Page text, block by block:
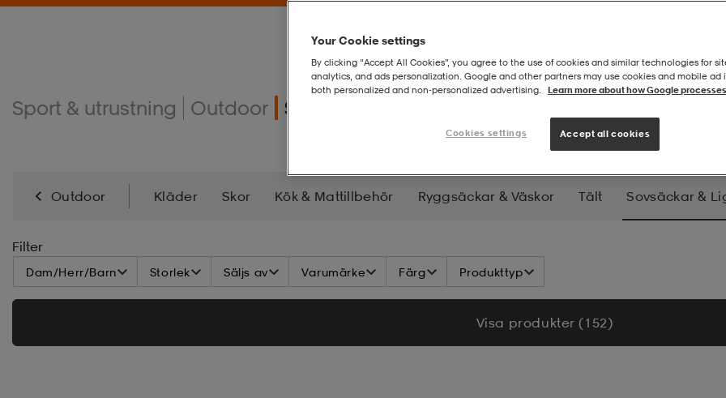
Sport & utrustning Outdoor Sovsäckar & liggunderlag
Outdoor Kläder Skor Kök & Mattillbehör Ryggsäckar & Väskor Tält Sovsäckar &
Lampor, Belysning & Ladda
Filter
Dam/Herr/Barn Storlek Säljs av Varumärke Färg Produkttyp
Visa produkter (152)
Your Cookie settings
By clicking “Accept All Cookies”, you agree to the use of cookies and similar technologies for
analytics, and ads personalization. Google and other partners may use cookies and mobile ad
both personalized and non‑personalized advertising.
Learn more about how Google
Cookies settings Accept all cookies